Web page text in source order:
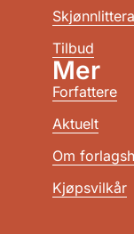
Tilbud
Mer
Forfattere
Aktuelt
Om
Kjøpsvilkår